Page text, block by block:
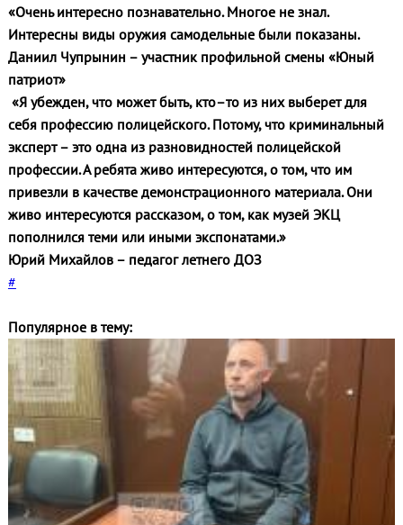
«Очень интересно познавательно. Многое не знал.
Интересны виды оружия самодельные были показаны.
Даниил Чупрынин – участник профильной смены «Юный
патриот»
«Я убежден, что может быть, кто–то из них выберет для
себя профессию полицейского. Потому, что криминальный
эксперт – это одна из разновидностей полицейской
профессии. А ребята живо интересуются, о том, что им
привезли в качестве демонстрационного материала. Они
живо интересуются рассказом, о том, как музей ЭКЦ
пополнился теми или иными экспонатами.»
Юрий Михайлов – педагог летнего ДОЗ
#
Популярное в тему: